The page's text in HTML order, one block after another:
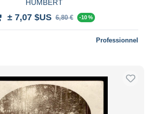
HUMBERT
± 7,07 $US 6,80 € -10 %
Professionnel